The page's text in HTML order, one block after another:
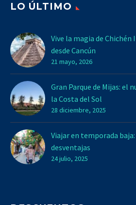
LO ÚLTIMO
Vive la magia de Chichén
desde Cancún
21 mayo, 2026
Gran Parque de Mijas: el
la Costa del Sol
28 diciembre, 2025
Viajar en temporada
desventajas
24 julio, 2025